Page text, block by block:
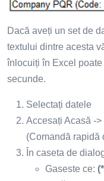
Dacă aveți un set de
textului dintre acesta
înlocuiți în Excel
secunde.
Selectați datele
Accesați Acasă -
(Comandă rapidă
În caseta de
Gaseste ce: